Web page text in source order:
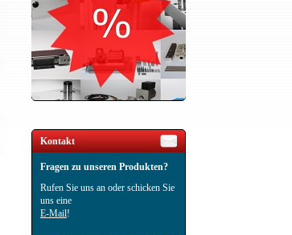
Kontakt
Fragen zu unseren Produkten?
Rufen Sie uns an oder schicken Sie
uns eine
E-Mail!